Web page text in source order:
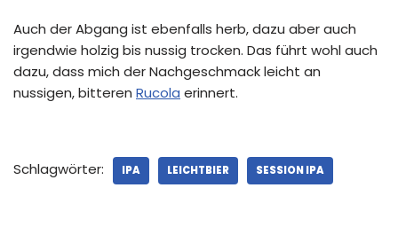
Auch der Abgang ist ebenfalls herb, dazu aber auch
irgendwie holzig bis nussig trocken. Das führt wohl auch
dazu, dass mich der Nachgeschmack leicht an
nussigen, bitteren Rucola erinnert.
Schlagwörter: IPA LEICHTBIER SESSION IPA